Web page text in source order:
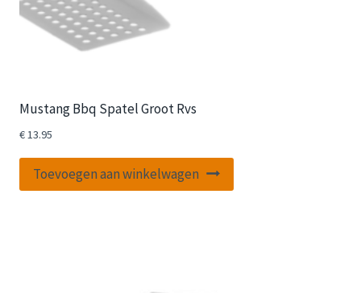
Mustang Bbq Spatel Groot Rvs
€13.95
Toevoegen aan winkelwagen